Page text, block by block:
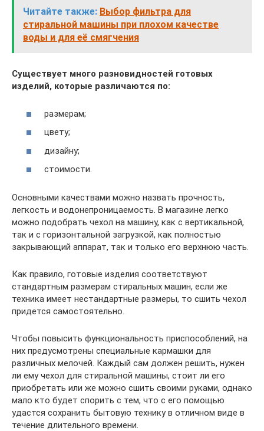
Читайте также: Выбор фильтра для
стиральной машины при плохом качестве
воды и для её смягчения
Существует много разновидностей готовых
изделий, которые различаются по:
размерам;
цвету;
дизайну;
стоимости.
Основными качествами можно назвать прочность,
легкость и водонепроницаемость. В магазине легко
можно подобрать чехол на машину, как с вертикальной,
так и с горизонтальной загрузкой, как полностью
закрывающий аппарат, так и только его верхнюю часть.
Как правило, готовые изделия соответствуют
стандартным размерам стиральных машин, если же
техника имеет нестандартные размеры, то сшить чехол
придется самостоятельно.
Чтобы повысить функциональность приспособлений, на
них предусмотрены специальные кармашки для
различных мелочей. Каждый сам должен решить, нужен
ли ему чехол для стиральной машины, стоит ли его
приобретать или же можно сшить своими руками, однако
мало кто будет спорить с тем, что с его помощью
удастся сохранить бытовую технику в отличном виде в
течение длительного времени.